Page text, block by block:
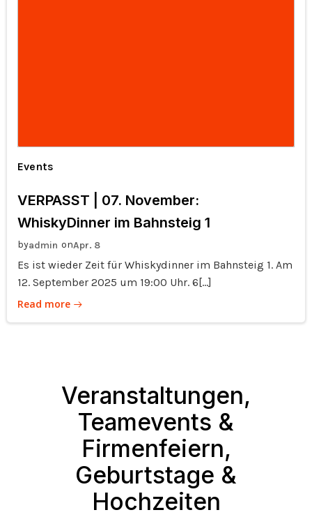
Events
VERPASST | 07. November:
WhiskyDinner im Bahnsteig 1
byadmin onApr. 8
Es ist wieder Zeit für Whiskydinner im Bahnsteig 1. Am
12. September 2025 um 19:00 Uhr. 6[…]
Read more
Veranstaltungen,
Teamevents &
Firmenfeiern,
Geburtstage &
Hochzeiten